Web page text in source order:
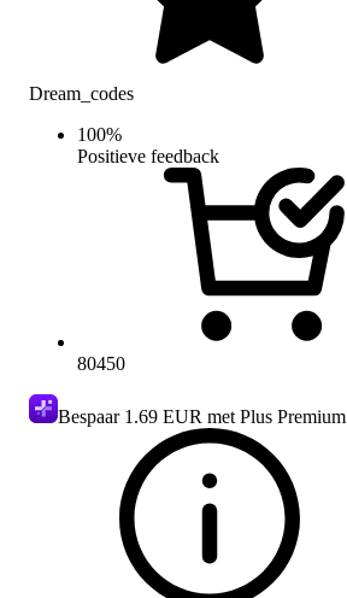
Dream_codes
100%
Positieve feedback
80450
Bespaar 1.69 EUR met Plus Premium